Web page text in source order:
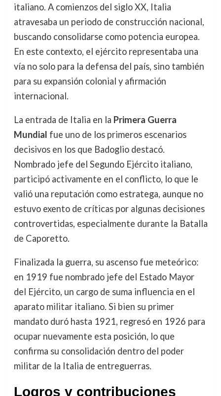
italiano. A comienzos del siglo XX, Italia
atravesaba un periodo de construcción nacional,
buscando consolidarse como potencia europea.
En este contexto, el ejército representaba una
vía no solo para la defensa del país, sino también
para su expansión colonial y afirmación
internacional.
La entrada de Italia en la Primera Guerra
Mundial fue uno de los primeros escenarios
decisivos en los que Badoglio destacó.
Nombrado jefe del Segundo Ejército italiano,
participó activamente en el conflicto, lo que le
valió una reputación como estratega, aunque no
estuvo exento de críticas por algunas decisiones
controvertidas, especialmente durante la Batalla
de Caporetto.
Finalizada la guerra, su ascenso fue meteórico:
en 1919 fue nombrado jefe del Estado Mayor
del Ejército, un cargo de suma influencia en el
aparato militar italiano. Si bien su primer
mandato duró hasta 1921, regresó en 1926 para
ocupar nuevamente esta posición, lo que
confirma su consolidación dentro del poder
militar de la Italia de entreguerras.
Logros y contribuciones